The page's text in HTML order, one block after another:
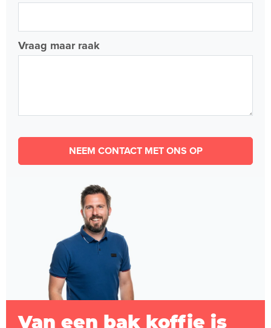
Vraag maar raak
NEEM CONTACT MET ONS OP
Van een bak koffie is